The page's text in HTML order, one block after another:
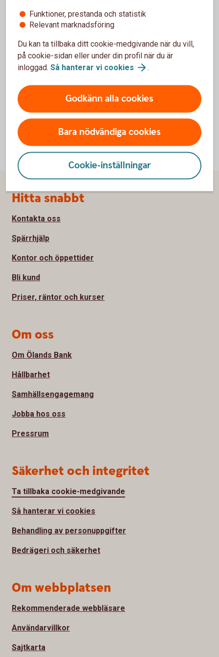
godkänna cookies för Funktioner, prestanda
och statistik.
Funktioner, prestanda och statistik
Relevant marknadsföring
Du kan ta tillbaka ditt cookie-medgivande när du vill,
på cookie-sidan eller under din profil när du är
inloggad. Så hanterar vi cookies .
Godkänn alla cookies
Bara nödvändiga cookies
Cookie-inställningar
Sidfot
Hitta snabbt
Kontakta oss
Spärrhjälp
Kontor och öppettider
Bli kund
Priser, räntor och kurser
Om oss
Om Ölands Bank
Hållbarhet
Samhällsengagemang
Jobba hos oss
Pressrum
Säkerhet och integritet
Ta tillbaka cookie-medgivande
Så hanterar vi cookies
Behandling av personuppgifter
Bedrägeri och säkerhet
Om webbplatsen
Rekommenderade webbläsare
Användarvillkor
Sajtkarta